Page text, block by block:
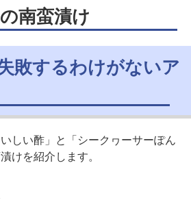
南蛮漬け
敗するわけがないア
しい酢」と「シークヮーサーぽん
けを紹介します。